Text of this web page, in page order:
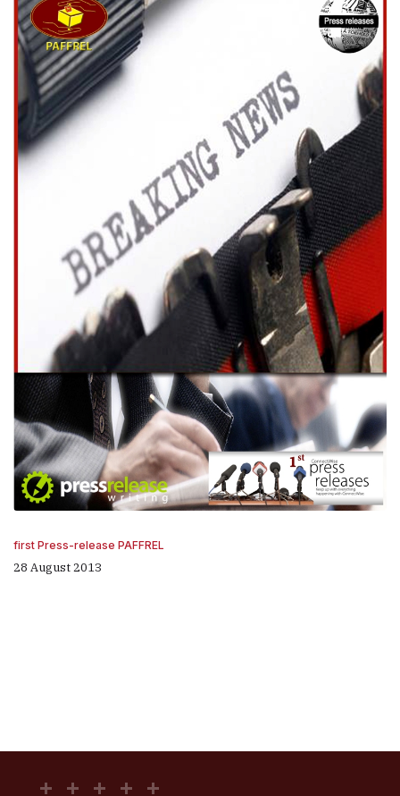
first Press-release PAFFREL
28 August 2013